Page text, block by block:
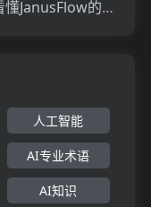
JanusFlow是什么？一文让你看懂JanusFlow的技术原理、主要功能、应用场景
人工智能
AI专业术语
AI知识